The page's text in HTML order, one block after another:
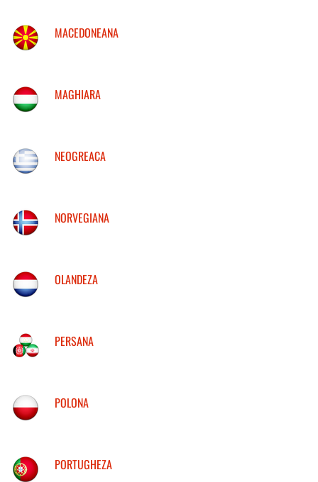
MACEDONEANA
MAGHIARA
NEOGREACA
NORVEGIANA
OLANDEZA
PERSANA
POLONA
PORTUGHEZA